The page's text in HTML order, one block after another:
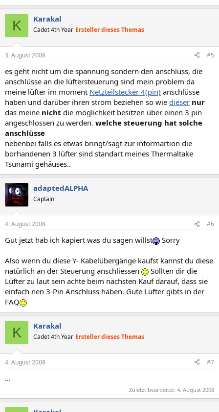
K Karakal
Cadet 4th Year Ersteller dieses Themas
3. August 2008 #5
es geht nicht um die spannung sondern den anschluss, die
anschlüsse an die lüftersteuerung sind mein problem da
meine lüfter im moment Netzteilstecker 4(pin) anschlüsse
haben und darüber ihren strom beziehen so wie dieser nur
das meine nicht die möglichkeit besitzen über einen 3 pin
angeschlossen zu werden. welche steuerung hat solche
anschlüsse
nebenbei falls es etwas bringt/sagt zur informartion die
borhandenen 3 lüfter sind standart meines Thermaltake
Tsunami gehäuses..
adaptedALPHA
Captain
4. August 2008 #6
Gut jetzt hab ich kapiert was du sagen willst Sorry
Also wenn du diese Y- Kabelübergänge kaufst kannst du diese
natürlich an der Steuerung anschliessen
Sollten dir die
Lüfter zu laut sein achte beim nächsten Kauf darauf, dass sie
einfach nen 3-Pin Anschluss haben. Gute Lüfter gibts in der
FAQ
K Karakal
Cadet 4th Year Ersteller dieses Themas
4. August 2008 #7
...
Zuletzt bearbeitet: 4. August 2008